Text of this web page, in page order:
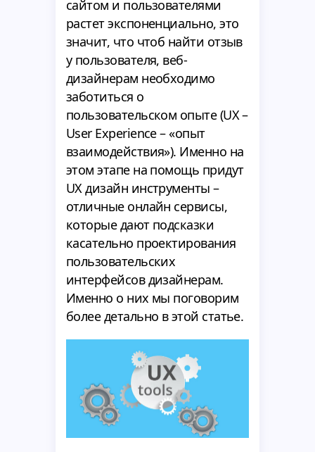
сайтом и пользователями
растет экспоненциально, это
значит, что чтоб найти отзыв
у пользователя, веб-
дизайнерам необходимо
заботиться о
пользовательском опыте (UX –
User Experience – «опыт
взаимодействия»). Именно на
этом этапе на помощь придут
UX дизайн инструменты –
отличные онлайн сервисы,
которые дают подсказки
касательно проектирования
пользовательских
интерфейсов дизайнерам.
Именно о них мы поговорим
более детально в этой статье.